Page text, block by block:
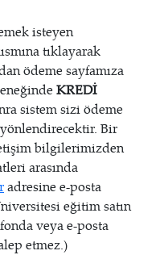
isteyen
tıklayarak
ödeme sayfamıza
KREDİ
sistem sizi ödeme
Bir
bilgilerimizden
arasında
adresine e-posta
eğitim satın
veya e-posta
etmez.)